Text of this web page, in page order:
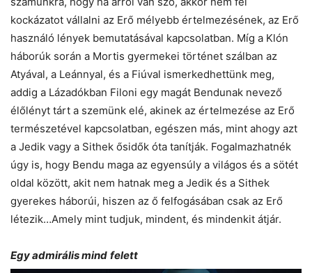
kockázatot vállalni az Erő mélyebb értelmezésének, az Erő
használó lények bemutatásával kapcsolatban. Míg a Klón
háborúk során a Mortis gyermekei történet szálban az
Atyával, a Leánnyal, és a Fiúval ismerkedhettünk meg,
addig a Lázadókban Filoni egy magát Bendunak nevező
élőlényt tárt a szemünk elé, akinek az értelmezése az Erő
természetével kapcsolatban, egészen más, mint ahogy azt
a Jedik vagy a Sithek ősidők óta tanítják. Fogalmazhatnék
úgy is, hogy Bendu maga az egyensúly a világos és a sötét
oldal között, akit nem hatnak meg a Jedik és a Sithek
gyerekes háborúi, hiszen az ő felfogásában csak az Erő
létezik…Amely mint tudjuk, mindent, és mindenkit átjár.
Egy admirális mind felett